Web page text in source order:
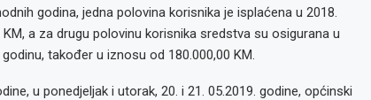
godina, jedna polovina korisnika je isplaćena u 2018.
a za drugu polovinu korisnika sredstva su osigurana u
također u iznosu od 180.000,00 KM.
u ponedjeljak i utorak, 20. i 21. 05.2019. godine, općinski